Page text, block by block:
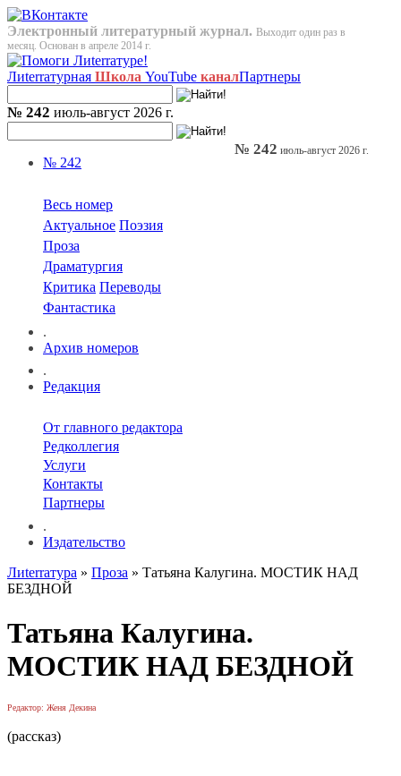
Электронный литературный журнал. Выходит один раз в
месяц. Основан в апреле 2014 г.
Лиterraтурная Школа YouTube каналПартнеры
№ 242 июль-август 2026 г.
№ 242
Весь номер
Актуальное Поэзия
Проза
Драматургия
Критика Переводы
Фантастика
.
Архив номеров
.
Редакция
От главного редактора
Редколлегия
Услуги
Контакты
Партнеры
.
Издательство
№ 242 июль-август 2026 г.
Лиterraтура » Проза » Татьяна Калугина. МОСТИК НАД
БЕЗДНОЙ
Татьяна Калугина.
МОСТИК НАД БЕЗДНОЙ
Редактор: Женя Декина
(рассказ)